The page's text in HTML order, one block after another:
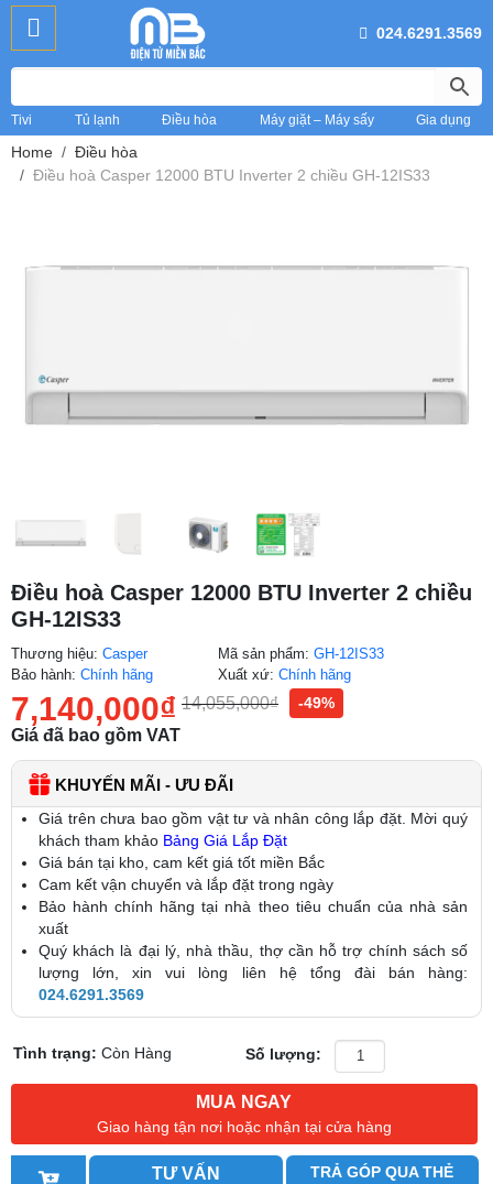
024.6291.3569
Tivi Tủ lạnh Điều hòa Máy giặt – Máy sấy Gia dụng
Home
Điều hòa
Điều hoà Casper 12000 BTU Inverter 2 chiều GH-12IS33
Điều hoà Casper 12000 BTU Inverter 2 chiều
GH-12IS33
Thương hiệu: Casper
Bảo hành: Chính hãng
Mã sản phẩm:GH-12IS33
Xuất xứ:Chính hãng
7,140,000₫ 14,055,000₫ -49%
Giá đã bao gồm VAT
KHUYẾN MÃI - ƯU ĐÃI
Giá trên chưa bao gồm vật tư và nhân công lắp đặt. Mời quý
khách tham khảo Bảng Giá Lắp Đặt
Giá bán tại kho, cam kết giá tốt miền Bắc
Cam kết vận chuyển và lắp đặt trong ngày
Bảo hành chính hãng tại nhà theo tiêu chuẩn của nhà sản
xuất
Quý khách là đại lý, nhà thầu, thợ cần hỗ trợ chính sách số
lượng lớn, xin vui lòng liên hệ tổng đài bán hàng:
024.6291.3569
Tình trạng:Còn Hàng Số lượng:
MUA NGAY
Giao hàng tận nơi hoặc nhận tại cửa hàng
TƯ VẤN TRẢ GÓP QUA THẺ